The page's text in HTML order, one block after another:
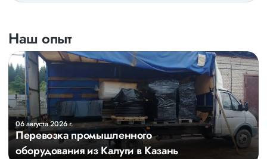
Наш опыт
06 августа 2026 г.
Перевозка промышленного
оборудования из Калуги в Казань